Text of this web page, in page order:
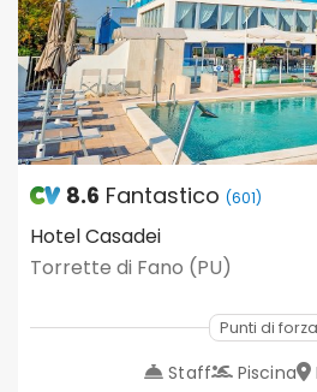
8.6 Fantastico (601)
Hotel Casadei
Torrette di Fano (PU)
Punti di forza
Staff Piscina